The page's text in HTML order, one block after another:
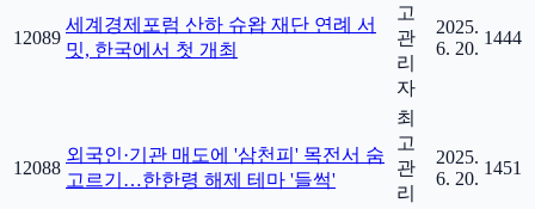
12089
세계경제포럼 산하 슈왑 재단 연례 서
밋, 한국에서 첫 개최
고
관
리
자
2025.
6. 20.
1444
12088
외국인·기관 매도에 '삼천피' 목전서 숨
고르기…한한령 해제 테마 '들썩'
최
고
관
리
2025.
6. 20.
1451